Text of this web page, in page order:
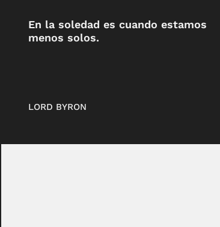
En la soledad es cuando estamos
menos solos.
LORD BYRON